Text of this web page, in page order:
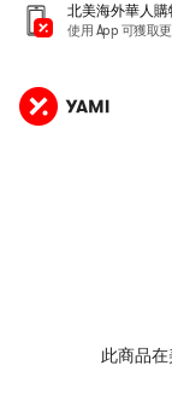
北美海外華人購
使用 App 可獲取
此商品